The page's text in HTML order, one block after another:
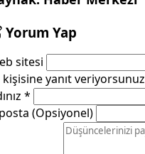
Yorum Yap
sitesi
kişisine yanıt veriyorsunuz
*
(Opsiyonel)